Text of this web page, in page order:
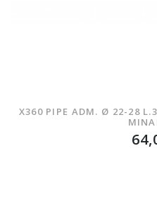
X360 PIPE ADM. Ø 22-28